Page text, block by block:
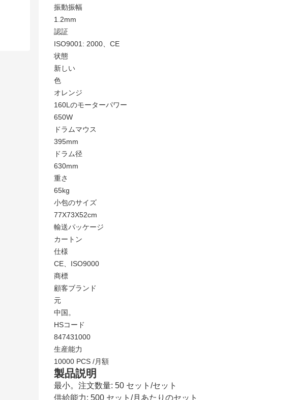
振動振幅
1.2mm
認証
ISO9001: 2000、CE
状態
新しい
色
オレンジ
160Lのモーターパワー
650W
ドラムマウス
395mm
ドラム径
630mm
重さ
65kg
小包のサイズ
77X73X52cm
輸送パッケージ
カートン
仕様
CE、ISO9000
商標
顧客ブランド
元
中国。
HSコード
847431000
生産能力
10000 PCS /月額
製品説明
最小。注文数量: 50 セット/セット
供給能力: 500 セット/月あたりのセット